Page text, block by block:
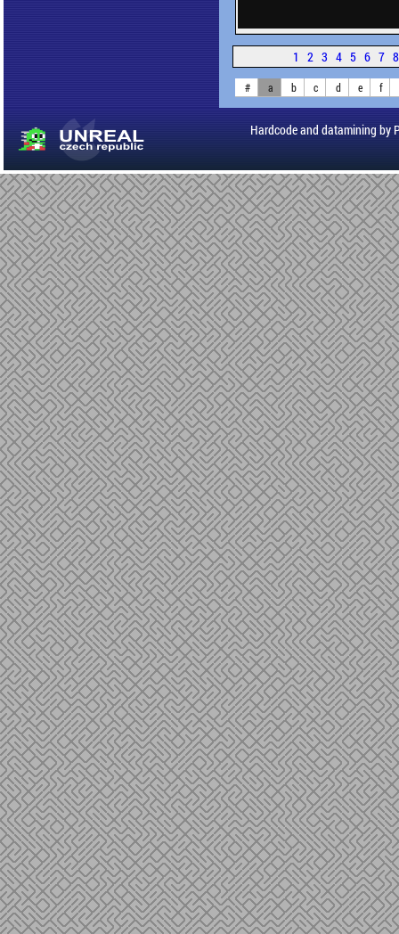
1 2 3 4 5 6 7
# a b c d e f
Hardcode and datamining by